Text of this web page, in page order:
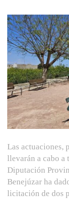
Las actuaciones,
llevarán a cabo a
Diputación
Benejúzar ha
licitación de dos